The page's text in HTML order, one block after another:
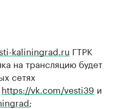
kaliningrad.ru ГТРК
на трансляцию будет
сетях
https://vk.com/vesti39 и
;